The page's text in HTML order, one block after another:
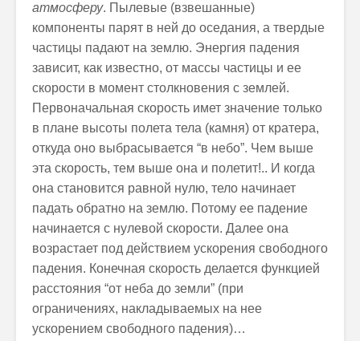
атмосферу. Пылевые (взвешанные)
компоненты парят в ней до оседания, а твердые
частицы падают на землю. Энергия падения
зависит, как известно, от массы частицы и ее
скорости в момент столкновения с землей.
Первоначальная скорость имет значение только
в плане высоты полета тела (камня) от кратера,
откуда оно выбрасывается “в небо”. Чем выше
эта скорость, тем выше она и полетит!.. И когда
она становится равной нулю, тело начинает
падать обратно на землю. Потому ее падение
начинается с нулевой скорости. Далее она
возрастает под действием ускорения свободного
падения. Конечная скорость делается функцией
расстояния “от неба до земли” (при
ограничениях, накладываемых на нее
ускорением свободного падения)…